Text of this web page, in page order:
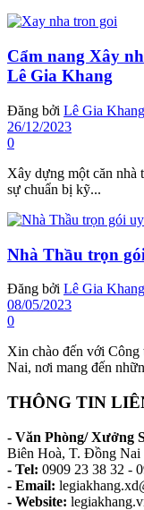
Cẩm nang Xây
Lê Gia Khang
Đăng bởi Lê Gia Khang
26/12/2023
0
Xây dựng một căn nhà
sự chuẩn bị kỹ...
Nhà Thầu trọn
Đăng bởi Lê Gia Khang
08/05/2023
0
Xin chào đến với
Nai, nơi mang đến
THÔNG TIN
- Văn Phòng/ Xưởng
Biên Hoà, T. Đồng Nai
- Tel: 0909 23 38 32 -
- Email:
- Website: